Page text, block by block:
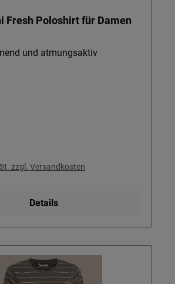
Fresh Poloshirt für Damen
und atmungsaktiv
zzgl. Versandkosten
Details